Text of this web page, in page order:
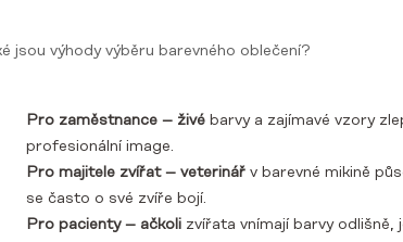
jsou výhody výběru barevného oblečení?
Pro zaměstnance – živé barvy a zajímavé vzory
profesionální image.
Pro majitele zvířat – veterinář v barevné mikině
se často o své zvíře bojí.
Pro pacienty – ačkoli zvířata vnímají barvy